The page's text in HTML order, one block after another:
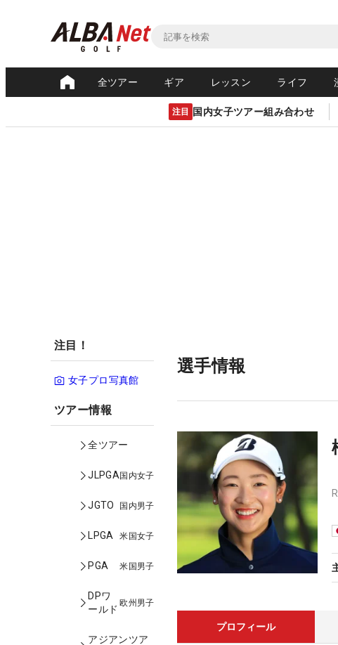
全ツアー ギア レッスン ライフ
注目 国内女子ツアー組み合わせ
注目！
女子プロ写真館
ツアー情報
全ツアー
JLPGA国内女子
JGTO 国内男子
LPGA 米国女子
PGA 米国男子
DPワ
ールド
欧州男子
アジアンツア
選手情報
プロフィール